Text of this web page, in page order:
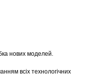
нових моделей.
всіх технологічних